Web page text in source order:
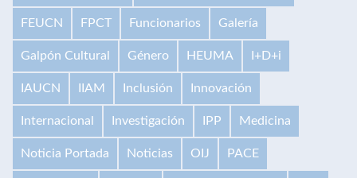
FEUCN FPCT Funcionarios Galería
Galpón Cultural Género HEUMA I+D+i
IAUCN IIAM Inclusión Innovación
Internacional Investigación IPP Medicina
Noticia Portada Noticias OIJ PACE